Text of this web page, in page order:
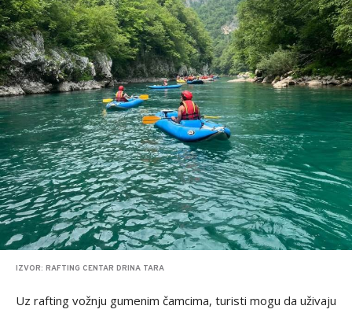
IZVOR: RAFTING CENTAR DRINA TARA
Uz rafting vožnju gumenim čamcima, turisti mogu da uživaju